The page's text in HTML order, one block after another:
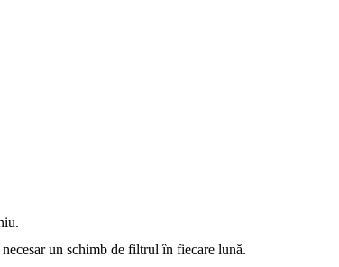
un schimb de filtrul în fiecare lună.